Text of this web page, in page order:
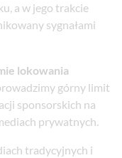
a w jego trakcie
sygnałami
lokowania
górny limit
sponsorskich na
prywatnych.
tradycyjnych i